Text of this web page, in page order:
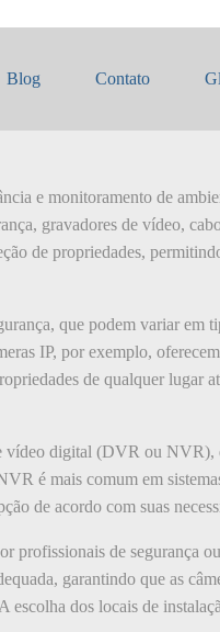
Blog Contato
e monitoramento de
gravadores de vídeo,
de propriedades,
que podem variar em
IP, por exemplo,
de qualquer lugar
digital (DVR ou NVR),
é mais comum em
de acordo com suas
profissionais de segurança
garantindo que as
escolha dos locais de